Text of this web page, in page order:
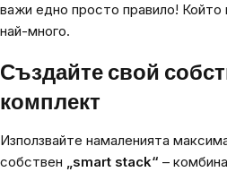
важи едно просто правило! Който
най-много.
Създайте свой
комплект
Използвайте намаленията
собствен „smart stack“ –